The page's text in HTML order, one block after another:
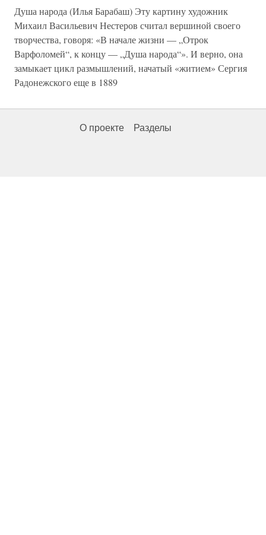
Душа народа (Илья Барабаш) Эту картину художник
Михаил Васильевич Нестеров считал вершиной своего
творчества, говоря: «В начале жизни — „Отрок
Варфоломей“, к концу — „Душа народа“». И верно, она
замыкает цикл размышлений, начатый «житием» Сергия
Радонежского еще в 1889
О проекте Разделы